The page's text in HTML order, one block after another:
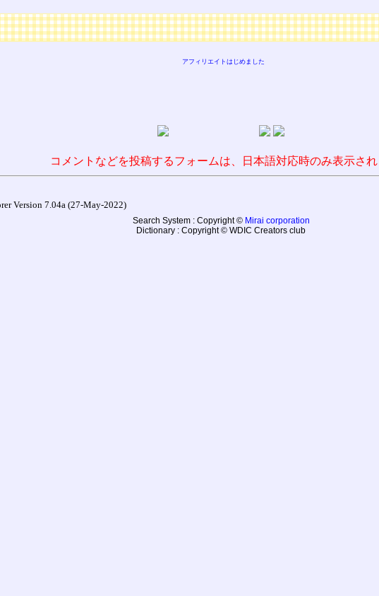
アフィリエイトはじめました
コメントなどを投稿するフォームは、日本語対応時のみ表示さ
Version 7.04a (27-May-2022)
Search System : Copyright © Mirai corporation
Dictionary : Copyright © WDIC Creators club